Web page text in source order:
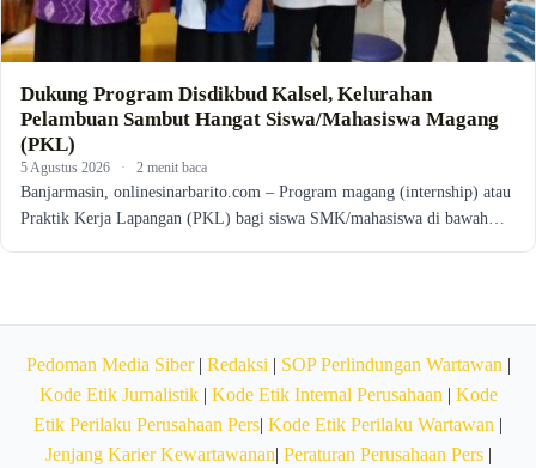
Dukung Program Disdikbud Kalsel, Kelurahan
Pelambuan Sambut Hangat Siswa/Mahasiswa Magang
(PKL)
5 Agustus 2026 · 2 menit baca
Banjarmasin, onlinesinarbarito.com – Program magang (internship) atau
Praktik Kerja Lapangan (PKL) bagi siswa SMK/mahasiswa di bawah…
Pedoman Media Siber| Redaksi | SOP Perlindungan Wartawan |
Kode Etik Jurnalistik| Kode Etik Internal Perusahaan | Kode
Etik Perilaku Perusahaan Pers| Kode Etik Perilaku Wartawan |
Jenjang Karier Kewartawanan| Peraturan Perusahaan Pers|